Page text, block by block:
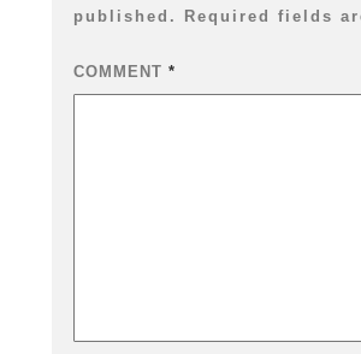
published.
Required fields
COMMENT *